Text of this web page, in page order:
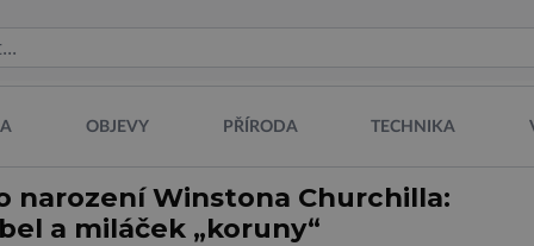
OBJEVY PŘÍRODA TECHNIKA
narození Winstona Churchilla:
a miláček „koruny“